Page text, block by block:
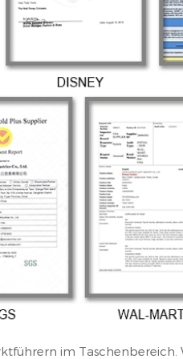
im Taschenbereich.